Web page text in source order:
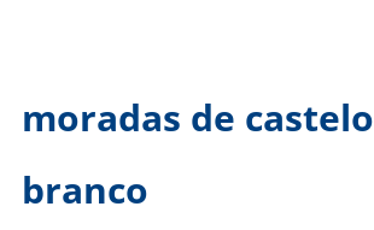
moradas de castelo
branco